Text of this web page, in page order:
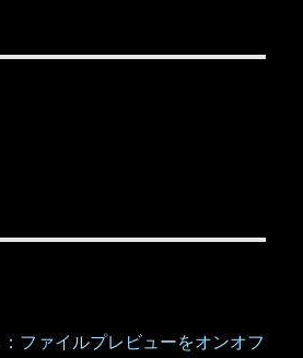
ファイルプレビューをオンオフ